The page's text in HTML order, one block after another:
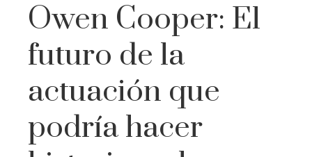
Owen Cooper: El
futuro de la
actuación que
podría hacer